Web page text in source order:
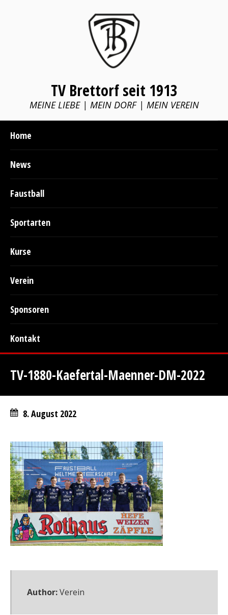
TV Brettorf seit 1913
MEINE LIEBE | MEIN DORF | MEIN VEREIN
Home
News
Faustball
Sportarten
Kurse
Verein
Sponsoren
Kontakt
TV-1880-Kaefertal-Maenner-DM-2022
8. August 2022
Author:Verein